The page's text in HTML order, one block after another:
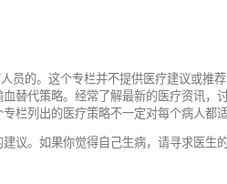
员的。这个专栏并不提供医疗建议或推
替代策略。经常了解最新的医疗资讯
栏列出的医疗策略不一定对每个病人都
议。如果你觉得自己生病，请寻求医生的